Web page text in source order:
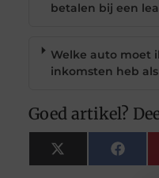
betalen bij een
Welke auto moet
inkomsten heb als
Goed artikel?
X
(Twitter)